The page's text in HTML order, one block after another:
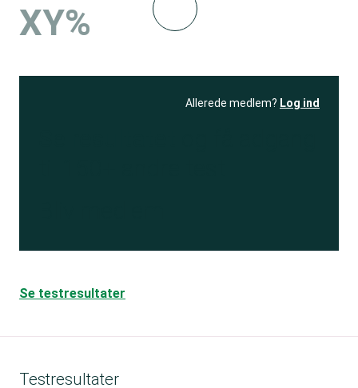
XY%
Allerede medlem? Log ind
Se testresultater
Testresultater